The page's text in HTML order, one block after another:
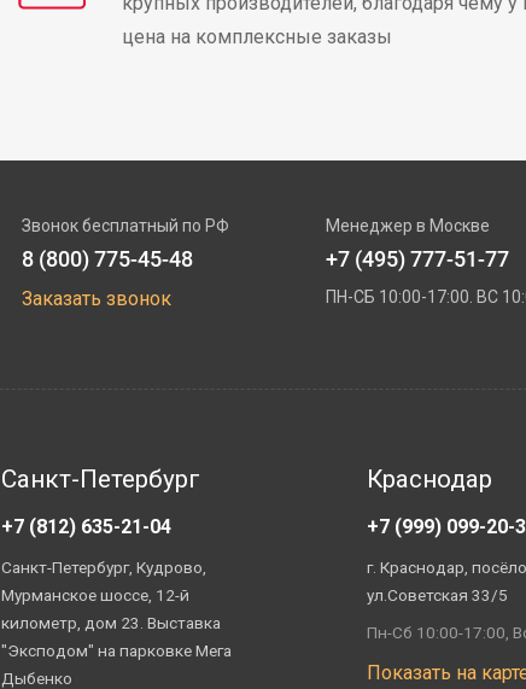
цена на комплексные заказы
Звонок бесплатный по РФ
8 (800) 775-45-48
Заказать звонок
Менеджер в Москве
+7 (495) 777-51-77
ПН-СБ 10:00-17:00. ВС
Санкт-Петербург
+7 (812) 635-21-04
Санкт-Петербург, Кудрово,
Мурманское шоссе, 12-й
километр, дом 23. Выставка
"Эксподом" на парковке Мега
Дыбенко
Краснодар
+7 (999) 099-20-
г. Краснодар,
ул.Советская 33/5
Пн-Сб 10:00-17:00,
Показать на